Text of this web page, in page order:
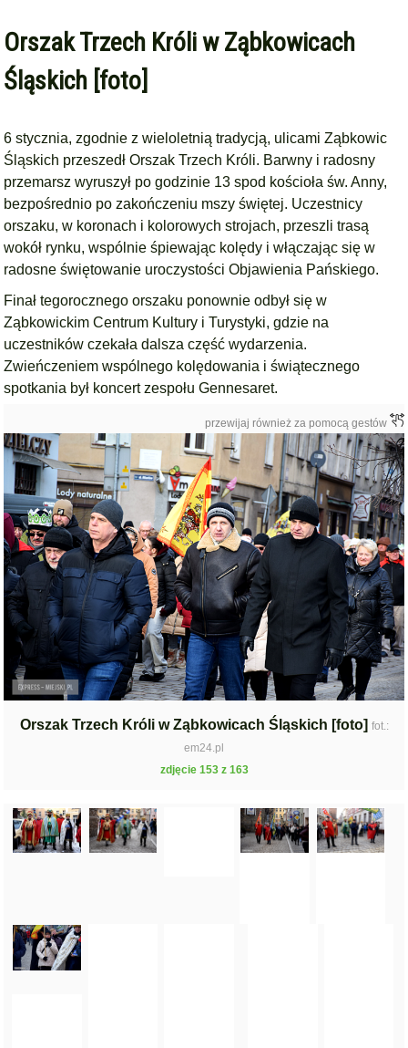
Orszak Trzech Króli w Ząbkowicach
Śląskich [foto]
6 stycznia, zgodnie z wieloletnią tradycją, ulicami Ząbkowic
Śląskich przeszedł Orszak Trzech Króli. Barwny i radosny
przemarsz wyruszył po godzinie 13 spod kościoła św. Anny,
bezpośrednio po zakończeniu mszy świętej. Uczestnicy
orszaku, w koronach i kolorowych strojach, przeszli trasą
wokół rynku, wspólnie śpiewając kolędy i włączając się w
radosne świętowanie uroczystości Objawienia Pańskiego.
Finał tegorocznego orszaku ponownie odbył się w
Ząbkowickim Centrum Kultury i Turystyki, gdzie na
uczestników czekała dalsza część wydarzenia.
Zwieńczeniem wspólnego kolędowania i świątecznego
spotkania był koncert zespołu Gennesaret.
przewijaj również za pomocą gestów
Orszak Trzech Króli w Ząbkowicach Śląskich [foto] fot.:
em24.pl
zdjęcie 153 z 163